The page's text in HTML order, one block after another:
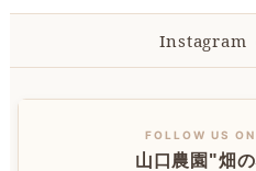
Instagram
FOLLOW US
山口農園"畑